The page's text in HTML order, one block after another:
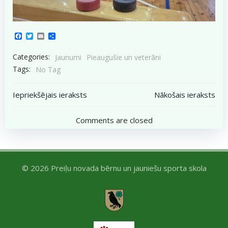
Facebook
Twitter
Email
Categories: Jaunumi
Pieaugušie un veterāni
Tags:
No Tag
Post
navigation
Iepriekšējais ieraksts
navigation
Nākošais ieraksts
Comments are closed
© 2026 Preiļu novada bērnu un jauniešu sporta skola